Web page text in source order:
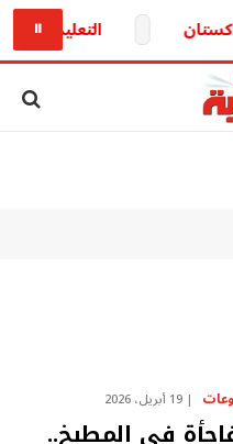
التعليم تكشف.. حقيقة تأجيل
⏸
19 أبريل، 2026
في المطبخ..